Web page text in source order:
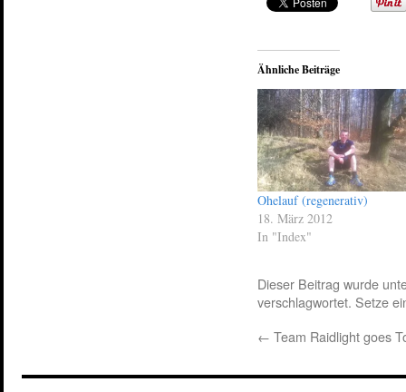
Ähnliche Beiträge
Ohelauf (regenerativ)
18. März 2012
In "Index"
Dieser Beitrag wurde
verschlagwortet. Setze
← Team Raidlight goes